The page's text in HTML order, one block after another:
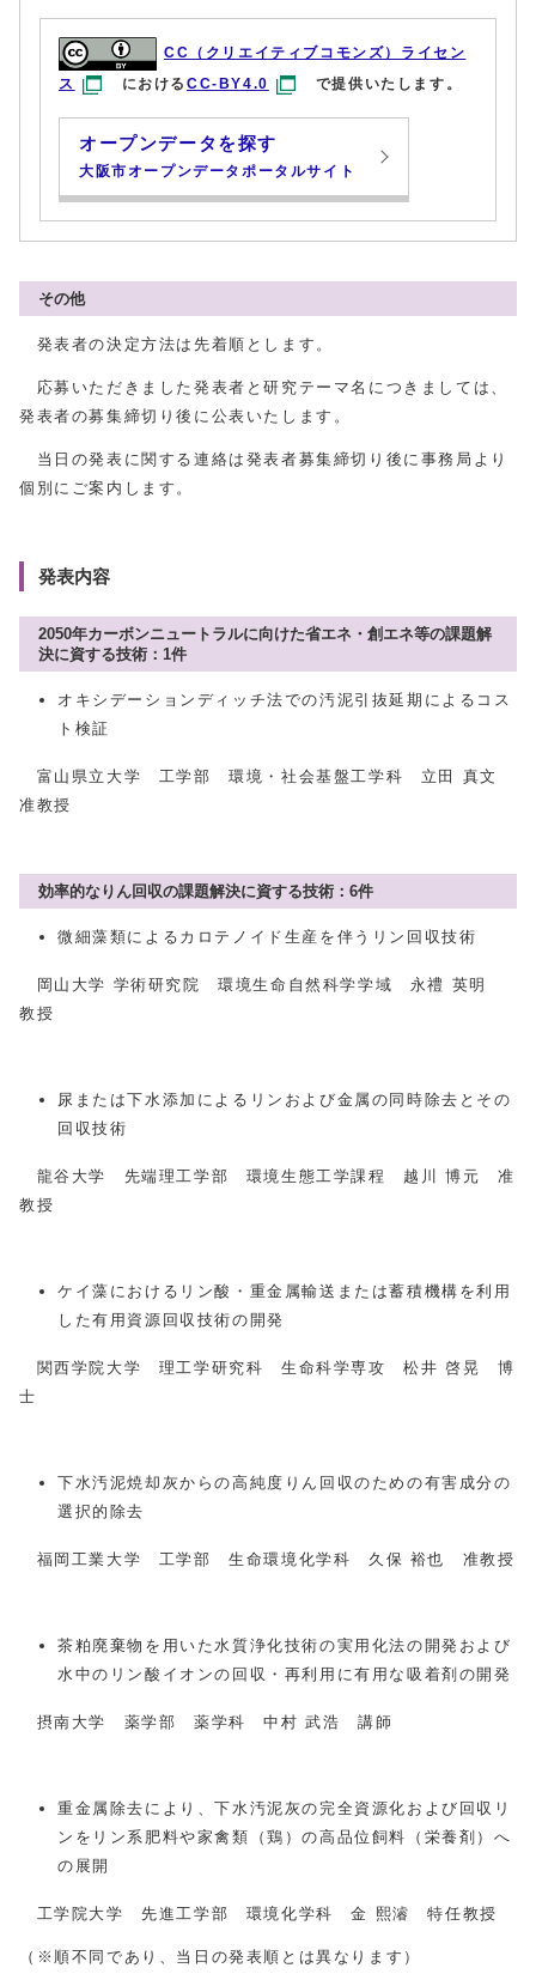
CC（クリエイティブコモンズ）ライセン
ス
におけるCC-BY4.0 で提供いたします。
オープンデータを探す
大阪市オープンデータポータルサイト
その他
発表者の決定方法は先着順とします。
応募いただきました発表者と研究テーマ名につきましては、
発表者の募集締切り後に公表いたします。
当日の発表に関する連絡は発表者募集締切り後に事務局より
個別にご案内します。
発表内容
2050年カーボンニュートラルに向けた省エネ・創エネ等の課題解
決に資する技術：1件
オキシデーションディッチ法での汚泥引抜延期によるコス
ト検証
富山県立大学 工学部 環境・社会基盤工学科 立田 真文
准教授
効率的なりん回収の課題解決に資する技術：6件
微細藻類によるカロテノイド生産を伴うリン回収技術
岡山大学 学術研究院 環境生命自然科学学域 永禮 英明
教授
尿または下水添加によるリンおよび金属の同時除去とその
回収技術
龍谷大学 先端理工学部 環境生態工学課程 越川 博元 准
教授
ケイ藻におけるリン酸・重金属輸送または蓄積機構を利用
した有用資源回収技術の開発
関西学院大学 理工学研究科 生命科学専攻 松井 啓晃 博
士
下水汚泥焼却灰からの高純度りん回収のための有害成分の
選択的除去
福岡工業大学 工学部 生命環境化学科 久保 裕也 准教授
茶粕廃棄物を用いた水質浄化技術の実用化法の開発および
水中のリン酸イオンの回収・再利用に有用な吸着剤の開発
摂南大学 薬学部 薬学科 中村 武浩 講師
重金属除去により、下水汚泥灰の完全資源化および回収リ
ンをリン系肥料や家禽類（鶏）の高品位飼料（栄養剤）へ
の展開
工学院大学 先進工学部 環境化学科 金 熙濬 特任教授
（※順不同であり、当日の発表順とは異なります）